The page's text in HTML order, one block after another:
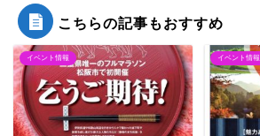
こちらの記事もおすすめ
イベント情報 イベント情報